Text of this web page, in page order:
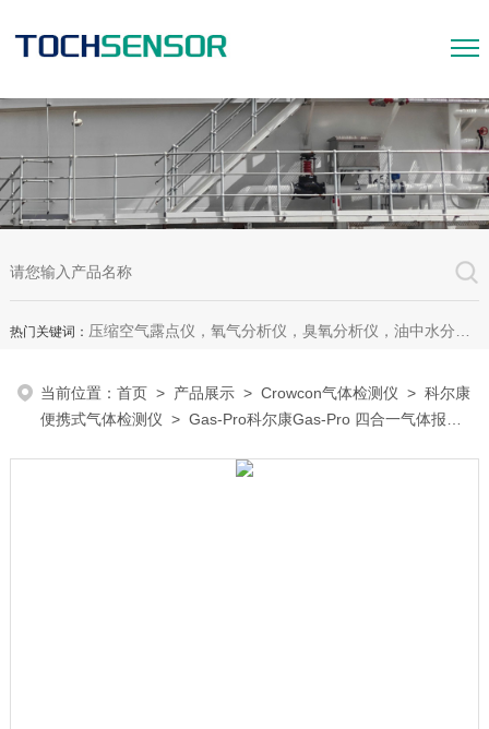
热门关键词： 压缩空气露点仪，氧气分析仪，臭氧分析仪，油中水分析仪，超声波测漏仪。
当前位置：首页 > 产品展示 >Crowcon气体检测仪 >科尔康
便携式气体检测仪 > Gas-Pro科尔康Gas-Pro 四合一气体报警